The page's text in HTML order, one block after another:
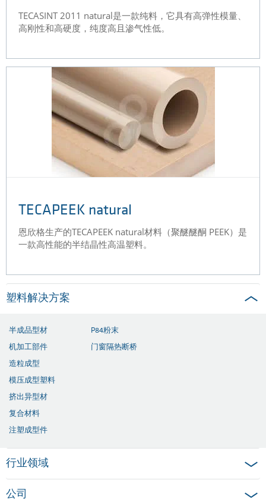
TECASINT 2011 natural是一款纯料，它具有高弹性模量、
高刚性和高硬度，纯度高且渗气性低。
TECAPEEK natural
恩欣格生产的TECAPEEK natural材料（聚醚醚酮 PEEK）是
一款高性能的半结晶性高温塑料。
塑料解决方案
半成品型材
机加工部件
造粒成型
模压成型塑料
挤出异型材
复合材料
注塑成型件
P84粉末
门窗隔热断桥
行业领域
公司